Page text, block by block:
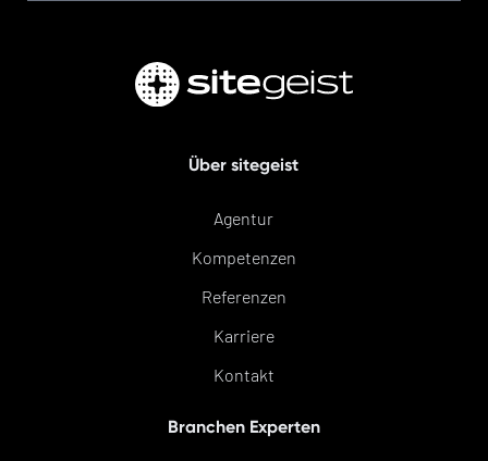
Über sitegeist
Agentur
Kompetenzen
Referenzen
Karriere
Kontakt
Branchen Experten